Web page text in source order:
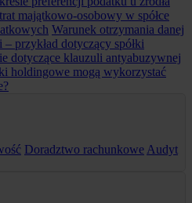
majątkowo-osobowy w spółce
Warunek otrzymania danej
przykład dotyczący spółki
dotyczące klauzuli antyabuzywnej
holdingowe mogą wykorzystać
Doradztwo rachunkowe Audyt